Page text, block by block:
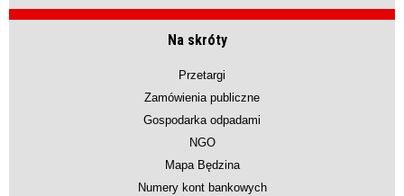
Na skróty
Przetargi
Zamówienia publiczne
Gospodarka odpadami
NGO
Mapa Będzina
Numery kont bankowych